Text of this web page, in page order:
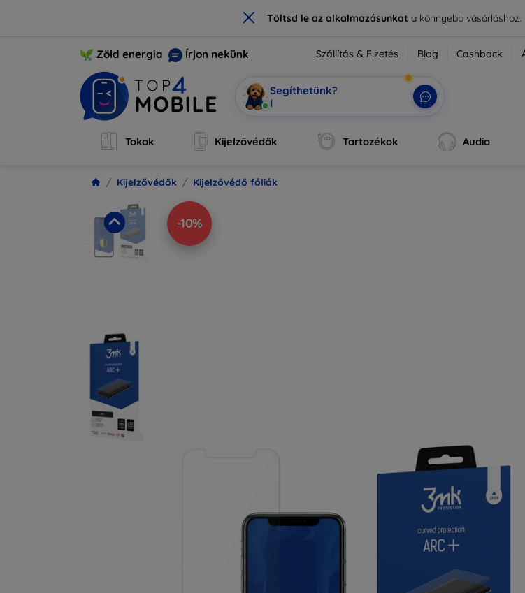
× Töltsd le az alkalmazásunkata könnyebb vásárláshoz.
Zöld energia Írjon nekünk Szállítás & Fizetés Blog Cashback
Segíthetünk?
Mobi vag
Tokok Kijelzővédők Tartozékok Audio
Kijelzővédők Kijelzővédő fóliák
-10%